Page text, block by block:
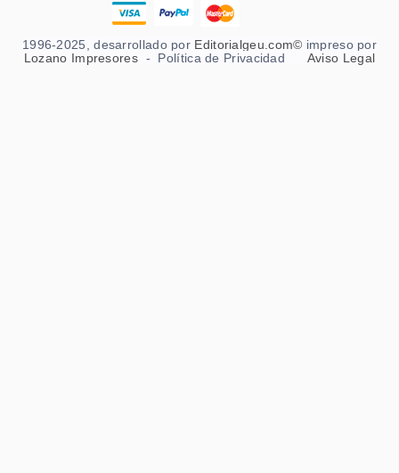
1996-2025, desarrollado por Editorialgeu.com© impreso por
Lozano Impresores- Política de Privacidad Aviso Legal